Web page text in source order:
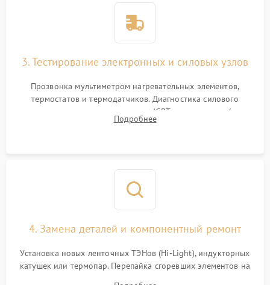
3. Тестирование электронных и силовых узлов
Прозвонка мультиметром нагревательных элементов,
термостатов и термодатчиков. Диагностика силового
модуля, реле, диодных мостов и IGBT-транзисторов (для
индукции). Проверка кранов и газ-контроля (для газовых
Подробнее
4. Замена деталей и компонентный ремонт
Установка новых ленточных ТЭНов (Hi-Light), индукторных
катушек или термопар. Перепайка сгоревших элементов на